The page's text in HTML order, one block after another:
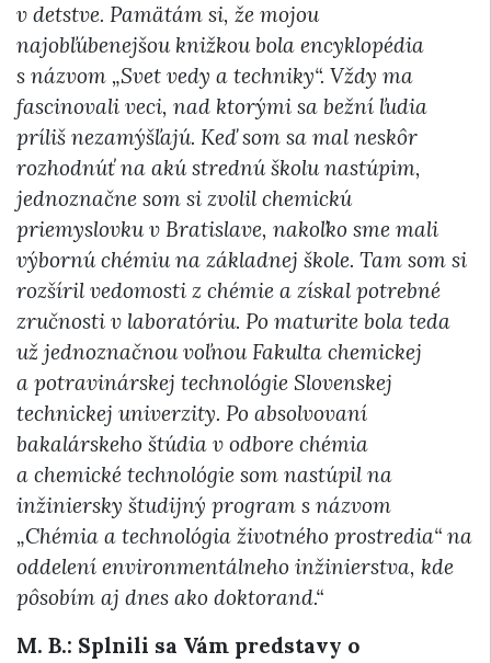
v detstve. Pamätám si, že mojou
najobľúbenejšou knižkou bola encyklopédia
s názvom „Svet vedy a techniky“. Vždy ma
fascinovali veci, nad ktorými sa bežní ľudia
príliš nezamýšľajú. Keď som sa mal neskôr
rozhodnúť na akú strednú školu nastúpim,
jednoznačne som si zvolil chemickú
priemyslovku v Bratislave, nakoľko sme mali
výbornú chémiu na základnej škole. Tam som si
rozšíril vedomosti z chémie a získal potrebné
zručnosti v laboratóriu. Po maturite bola teda
už jednoznačnou voľnou Fakulta chemickej
a potravinárskej technológie Slovenskej
technickej univerzity. Po absolvovaní
bakalárskeho štúdia v odbore chémia
a chemické technológie som nastúpil na
inžiniersky študijný program s názvom
„Chémia a technológia životného prostredia“ na
oddelení environmentálneho inžinierstva, kde
pôsobím aj dnes ako doktorand.“
M. B.: Splnili sa Vám predstavy o